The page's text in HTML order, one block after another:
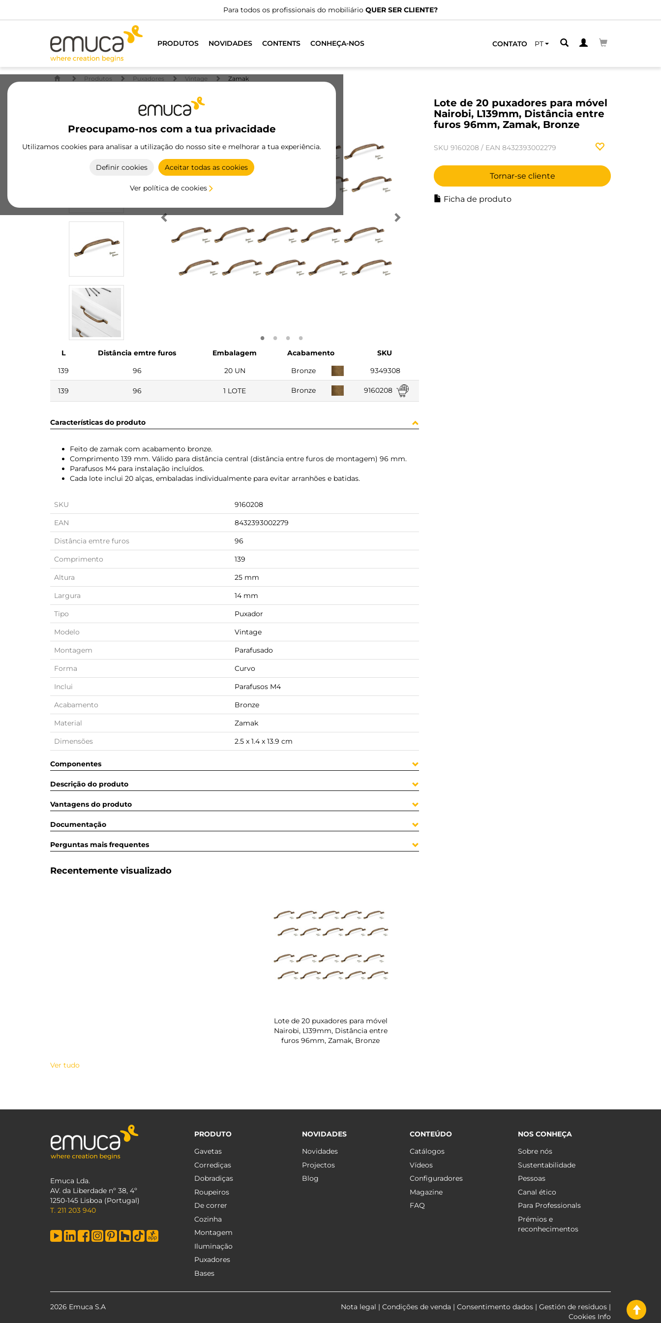
Para todos os profissionais do mobiliário QUER SER CLIENTE?
PRODUTOS NOVIDADES CONTENTS CONHEÇA-NOS CONTATO PT
Preocupamo-nos com a tua privacidade
Utilizamos cookies para analisar a utilização do nosso site e melhorar a tua experiência.
Definir cookies Aceitar todas as cookies
Ver política de cookies
Produtos Puxadores Vintage Zamak
Lote de 20 puxadores para móvel
Nairobi, L139mm, Distância entre
furos 96mm, Zamak, Bronze
SKU 9160208 / EAN 8432393002279
Tornar-se cliente
Ficha de produto
L Distância emtre furos Embalagem Acabamento
SKU
139
96 20 UN Bronze 9349308
139 96 1 LOTE Bronze 9160208
Características do produto
Feito de zamak com acabamento bronze.
Comprimento 139 mm. Válido para distância central (distância entre furos de montagem) 96 mm.
Parafusos M4 para instalação incluídos.
Cada lote inclui 20 alças, embaladas individualmente para evitar arranhões e batidas.
SKU 9160208
EAN 8432393002279
Distância emtre furos 96
Comprimento 139
Altura 25 mm
Largura 14 mm
Tipo Puxador
Modelo Vintage
Montagem Parafusado
Forma Curvo
Inclui Parafusos M4
Acabamento Bronze
Material Zamak
Dimensões 2.5 x 1.4 x 13.9 cm
Componentes
Descrição do produto
Vantagens do produto
Documentação
Perguntas mais frequentes
Recentemente visualizado
Lote de 20 puxadores para móvel
Nairobi, L139mm, Distância entre
furos 96mm, Zamak, Bronze
Ver tudo
Emuca Lda.
AV. da Liberdade nº 38, 4º
1250-145 Lisboa (Portugal)
T. 211 203 940
PRODUTO
Gavetas
Corrediças
Dobradiças
Roupeiros
De correr
Cozinha
Montagem
Iluminação
Puxadores
Bases
NOVIDADES
Novidades
Projectos
Blog
CONTEÚDO
Catálogos
Vídeos
Configuradores
Magazine
FAQ
NOS CONHEÇA
Sobre nós
Sustentabilidade
Pessoas
Canal ético
Para Professionals
Prémios e
reconhecimentos
2026 Emuca S.A Nota legal | Condições de venda | Consentimento dados | Gestión de residuos |
Cookies Info